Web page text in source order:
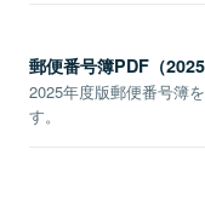
郵便番号簿PDF（2025
2025年度版郵便番号簿
す。